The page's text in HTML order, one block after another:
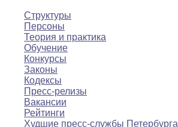
Структуры
Персоны
Теория и практика
Обучение
Конкурсы
Законы
Кодексы
Пресс-релизы
Вакансии
Рейтинги
Худшие пресс-службы Петербурга